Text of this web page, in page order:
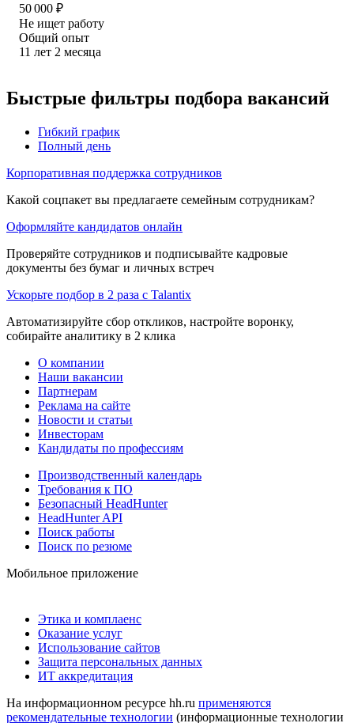
50 000 ₽
Не ищет работу
Общий опыт
11 лет 2 месяца
Быстрые фильтры подбора вакансий
Гибкий график
Полный день
Корпоративная поддержка сотрудников
Какой соцпакет вы предлагаете семейным сотрудникам?
Оформляйте кандидатов онлайн
Проверяйте сотрудников и подписывайте кадровые
документы без бумаг и личных встреч
Ускорьте подбор в 2 раза с Talantix
Автоматизируйте сбор откликов, настройте воронку,
собирайте аналитику в 2 клика
О компании
Наши вакансии
Партнерам
Реклама на сайте
Новости и статьи
Инвесторам
Кандидаты по профессиям
Производственный календарь
Требования к ПО
Безопасный HeadHunter
HeadHunter API
Поиск работы
Поиск по резюме
Мобильное приложение
Этика и комплаенс
Оказание услуг
Использование сайтов
Защита персональных данных
ИТ аккредитация
На информационном ресурсе hh.ru применяются
рекомендательные технологии (информационные технологии